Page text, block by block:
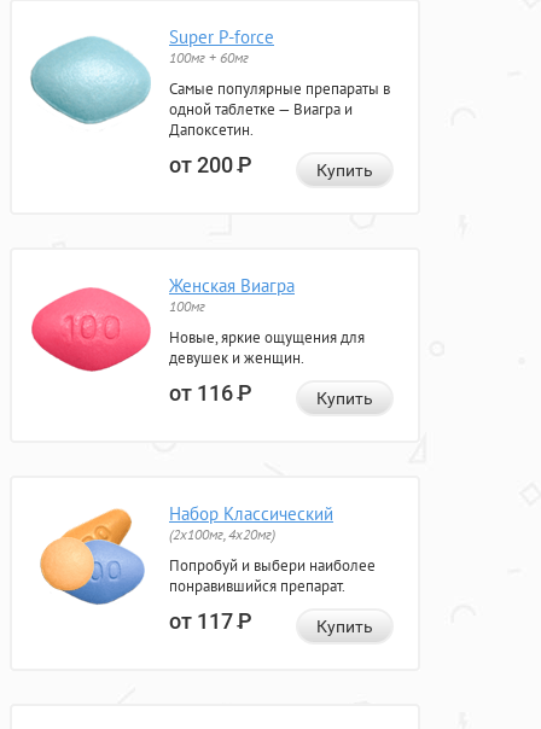
Super P-force
100мг + 60мг
Самые популярные препараты в
одной таблетке — Виагра и
Дапоксетин.
от 200Р Купить
Женская Виагра
100мг
Новые, яркие ощущения для
девушек и женщин.
от 116Р Купить
Набор Классический
(2x100мг, 4x20мг)
Попробуй и выбери наиболее
понравившийся препарат.
от 117Р Купить